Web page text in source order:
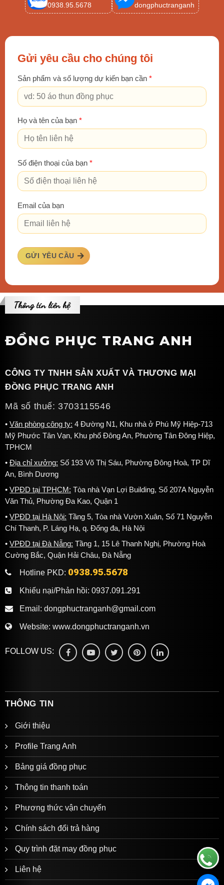
0938.95.5678
dongphuctranganh
Gửi yêu cầu cho chúng tôi
Sản phẩm và số lượng dự kiến bạn cần *
Họ và tên của bạn *
Số điện thoại của bạn *
Email của bạn
GỬI YÊU CẦU
Thông tin liên hệ
ĐỒNG PHỤC TRANG ANH
CÔNG TY TNHH SẢN XUẤT VÀ THƯƠNG MẠI
ĐỒNG PHỤC TRANG ANH
Mã số thuế: 3703115546
Văn phòng công ty: 4 Đường N1, Khu nhà ở Phú Mỹ Hiệp-713
Mỹ Phước Tân Vạn, Khu phố Đông An, Phường Tân Đông Hiệp,
TPHCM
Địa chỉ xưởng: Số 193 Võ Thị Sáu, Phường Đông Hoà, TP Dĩ
An, Bình Dương
VPĐD tại TPHCM: Tòa nhà Vạn Lợi Building, Số 207A Nguyễn
Văn Thủ, Phường Đa Kao, Quận 1
VPĐD tại Hà Nội: Tầng 5, Tòa nhà Vườn Xuân, Số 71 Nguyễn
Chí Thanh, P. Láng Hạ, q. Đống đa, Hà Nội
VPĐD tại Đà Nẵng: Tầng 1, 15 Lê Thanh Nghị, Phường Hoà
Cường Bắc, Quận Hải Châu, Đà Nẵng
Hotline PKD: 0938.95.5678
Khiếu nại/Phản hồi: 0937.091.291
Email: dongphuctranganh@gmail.com
Website: www.dongphuctranganh.vn
FOLLOW US:
THÔNG TIN
Giới thiệu
Profile Trang Anh
Bảng giá đồng phục
Thông tin thanh toán
Phương thức vận chuyển
Chính sách đổi trả hàng
Quy trình đặt may đồng phục
Liên hệ